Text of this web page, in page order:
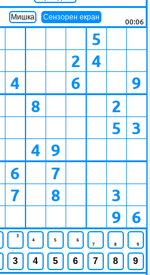
Мишка Сензорен екран 00:06
4
2
6
5
4
9
8
4 9
2
5 3
6
7
7
8
3
9 6
3
4 5 6
7 8 9
3 4 5 6 7 8 9